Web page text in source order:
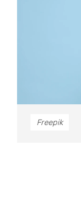
Freepik